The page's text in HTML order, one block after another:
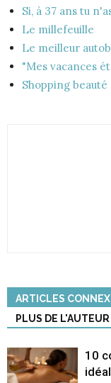
Si, à 37 ans tu
Le millefeuille
Le meilleur
"Mes vacances
Shopping beauté
ARTICLES
PLUS DE L'AUTEUR
10
idéal